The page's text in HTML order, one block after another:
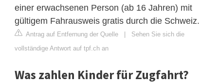
einer erwachsenen Person (ab 16 Jahren) mit
gültigem Fahrausweis gratis durch die Schweiz.
Antrag auf Entfernung der Quelle | Sehen Sie sich die
vollständige Antwort auf tpf.ch an
Was zahlen Kinder für Zugfahrt?